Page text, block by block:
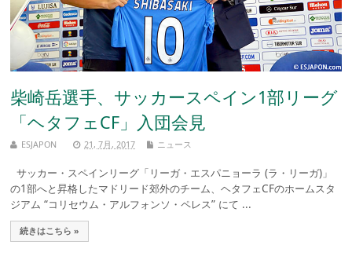
柴崎岳選手、サッカースペイン1部リーグ
「ヘタフェCF」入団会見
ESJAPON 21, 7月, 2017 ニュース
サッカー・スペインリーグ「リーガ・エスパニョーラ (ラ・リーガ)」
の1部へと昇格したマドリード郊外のチーム、ヘタフェCFのホームスタ
ジアム “コリセウム・アルフォンソ・ペレス” にて ...
続きはこちら »